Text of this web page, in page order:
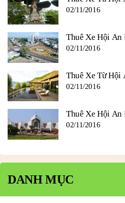
02/11/2016
Thuê Xe Hội An
02/11/2016
Thuê Xe Từ Hội
02/11/2016
Thuê Xe Hội
02/11/2016
DANH MỤC